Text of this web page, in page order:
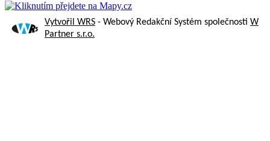
Vytvořil WRS - Webový Redakční Systém společnosti W
Partner s.r.o.